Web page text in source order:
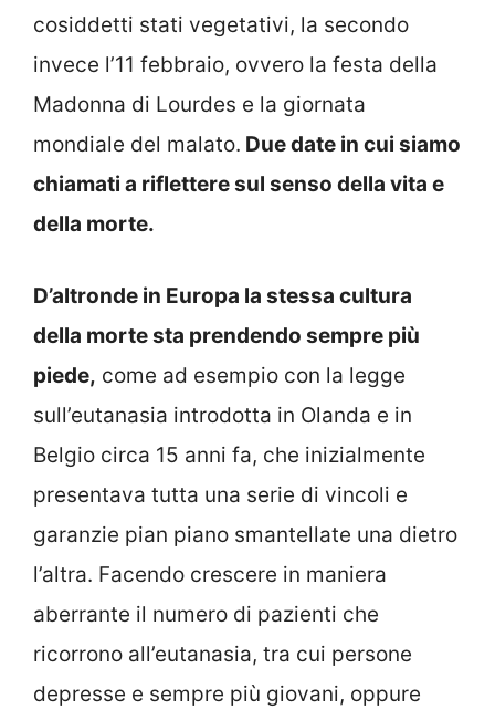
cosiddetti stati vegetativi, la secondo
invece l’11 febbraio, ovvero la festa della
Madonna di Lourdes e la giornata
mondiale del malato. Due date in cui siamo
chiamati a riflettere sul senso della vita e
della morte.
D’altronde in Europa la stessa cultura
della morte sta prendendo sempre più
piede, come ad esempio con la legge
sull’eutanasia introdotta in Olanda e in
Belgio circa 15 anni fa, che inizialmente
presentava tutta una serie di vincoli e
garanzie pian piano smantellate una dietro
l’altra. Facendo crescere in maniera
aberrante il numero di pazienti che
ricorrono all’eutanasia, tra cui persone
depresse e sempre più giovani, oppure